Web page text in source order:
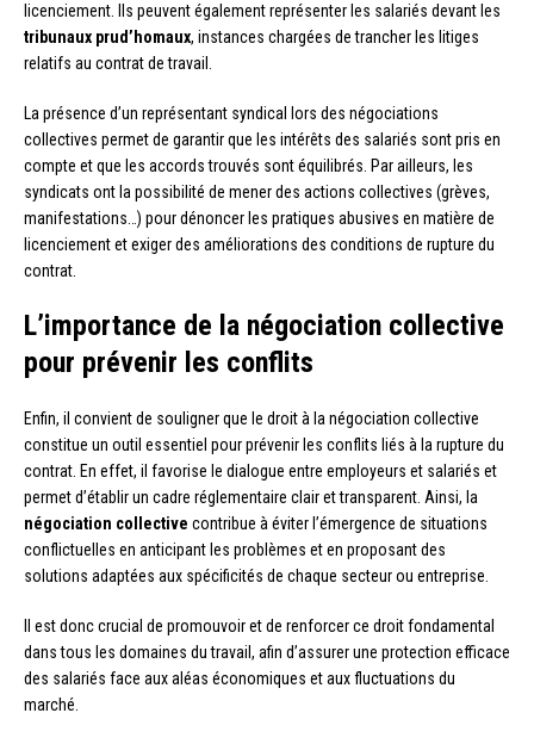
licenciement. Ils peuvent également représenter les salariés devant les
tribunaux prud’homaux, instances chargées de trancher les litiges
relatifs au contrat de travail.
La présence d’un représentant syndical lors des négociations
collectives permet de garantir que les intérêts des salariés sont pris en
compte et que les accords trouvés sont équilibrés. Par ailleurs, les
syndicats ont la possibilité de mener des actions collectives (grèves,
manifestations…) pour dénoncer les pratiques abusives en matière de
licenciement et exiger des améliorations des conditions de rupture du
contrat.
L’importance de la négociation collective
pour prévenir les conflits
Enfin, il convient de souligner que le droit à la négociation collective
constitue un outil essentiel pour prévenir les conflits liés à la rupture du
contrat. En effet, il favorise le dialogue entre employeurs et salariés et
permet d’établir un cadre réglementaire clair et transparent. Ainsi, la
négociation collective contribue à éviter l’émergence de situations
conflictuelles en anticipant les problèmes et en proposant des
solutions adaptées aux spécificités de chaque secteur ou entreprise.
Il est donc crucial de promouvoir et de renforcer ce droit fondamental
dans tous les domaines du travail, afin d’assurer une protection efficace
des salariés face aux aléas économiques et aux fluctuations du
marché.